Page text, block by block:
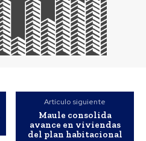
Artículo siguiente
Maule consolida
avance en viviendas
del plan habitacional